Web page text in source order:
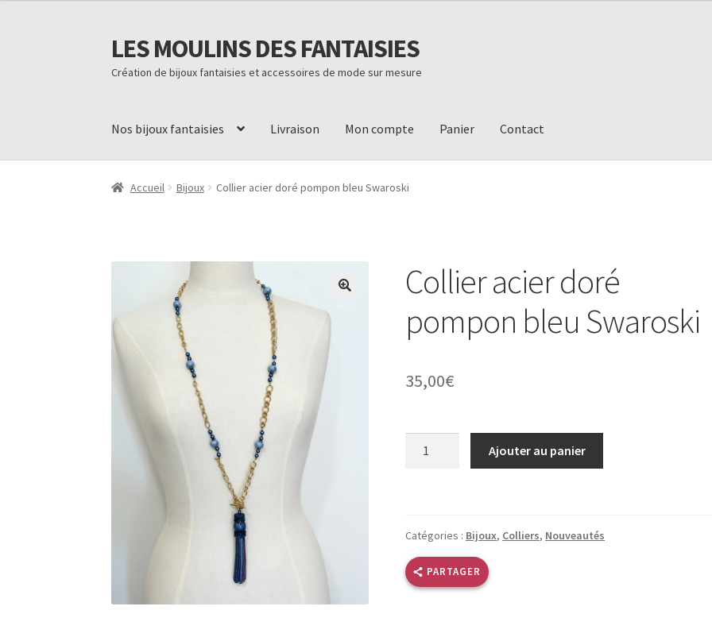
Aller
à
la
Aller
au
contenu
LES MOULINS DES FANTAISIES
Création de bijoux fantaisies et accessoires de mode sur mesure
Nos bijoux fantaisies Livraison Mon compte Panier Contact
Accueil Code promo Vente Privée 23 Contact Livraison Mon compte
Accueil Bijoux Collier acier doré pompon bleu Swaroski
Collier acier doré
pompon bleu Swaroski
35,00€
pompon
bleu
Swaroski
Ajouter au panier
Catégories : Bijoux, Colliers, Nouveautés
PARTAGER